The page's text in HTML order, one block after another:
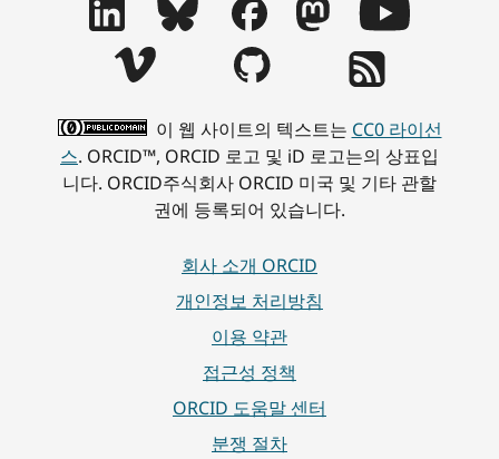
이 웹 사이트의 텍스트는 CC0 라이선
스. ORCID™, ORCID 로고 및 iD 로고는의 상표입
니다. ORCID주식회사 ORCID 미국 및 기타 관할
권에 등록되어 있습니다.
회사 소개 ORCID
개인정보 처리방침
이용 약관
접근성 정책
ORCID 도움말 센터
분쟁 절차